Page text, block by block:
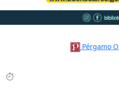
Pérgamo